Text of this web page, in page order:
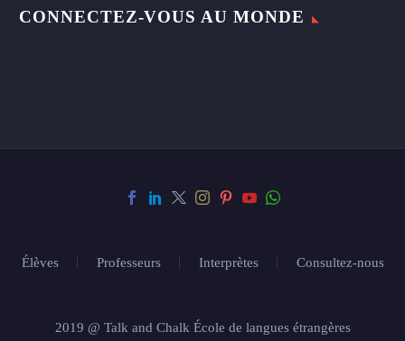
CONNECTEZ-VOUS AU MONDE
Élèves Professeurs Interprètes Consultez-nous
2019 @ Talk and Chalk École de langues étrangères